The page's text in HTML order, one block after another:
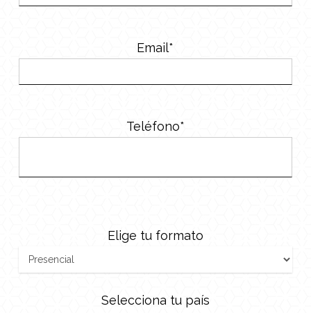
Email*
Teléfono*
Elige tu formato
Selecciona tu país